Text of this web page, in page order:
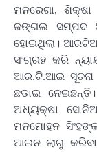
ମନରେଗା,
ଜଙ୍ଗଲ ସମ୍ପଦ
ହୋଇଥିଲା।
ସଂଗ୍ରହ କରି
ଆର.ଟି.ଆଇ ସୂଚନା
ଛଡାଇ
ଅଧ୍ୟକ୍ଷା
ମନମୋହନ
ଆଇନ ଲାଗୁ